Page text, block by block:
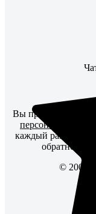
Вы принимаете
персональных
каждый раз, когда
обратной
© 2006